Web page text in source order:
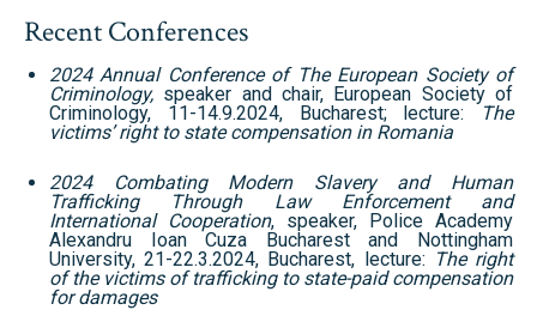
Recent Conferences
2024 Annual Conference of The European Society of
Criminology, speaker and chair, European Society of
Criminology, 11-14.9.2024, Bucharest; lecture:
The
victims’ right to state compensation in Romania
2024 Combating Modern Slavery and Human
Trafficking Through Law Enforcement and
International Cooperation, speaker, Police Academy
Alexandru Ioan Cuza Bucharest and Nottingham
University, 21-22.3.2024, Bucharest, lecture: The right
of the victims of trafficking to state-paid compensation
for damages